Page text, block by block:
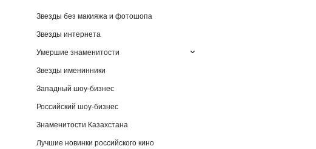
Звезды без макияжа и фотошопа
Звезды интернета
Умершие знаменитости
Звезды именинники
Западный шоу-бизнес
Российский шоу-бизнес
Знаменитости Казахстана
Лучшие новинки российского кино